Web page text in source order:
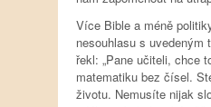
Více Bible a méně
nesouhlasu s
řekl: „Pane učiteli, chce
matematiku bez čísel.
životu. Nemusíte nijak